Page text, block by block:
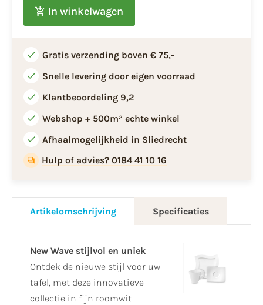
In winkelwagen
Gratis verzending boven € 75,-
Snelle levering door eigen voorraad
Klantbeoordeling 9,2
Webshop + 500m² echte winkel
Afhaalmogelijkheid in Sliedrecht
Hulp of advies? 0184 41 10 16
Artikelomschrijving Specificaties
New Wave stijlvol en uniek
Ontdek de nieuwe stijl voor uw
tafel, met deze innovatieve
collectie in fijn roomwit